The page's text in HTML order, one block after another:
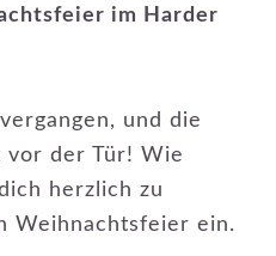
im Harder
und die
vor der Tür! Wie
herzlich zu
Weihnachtsfeier ein.